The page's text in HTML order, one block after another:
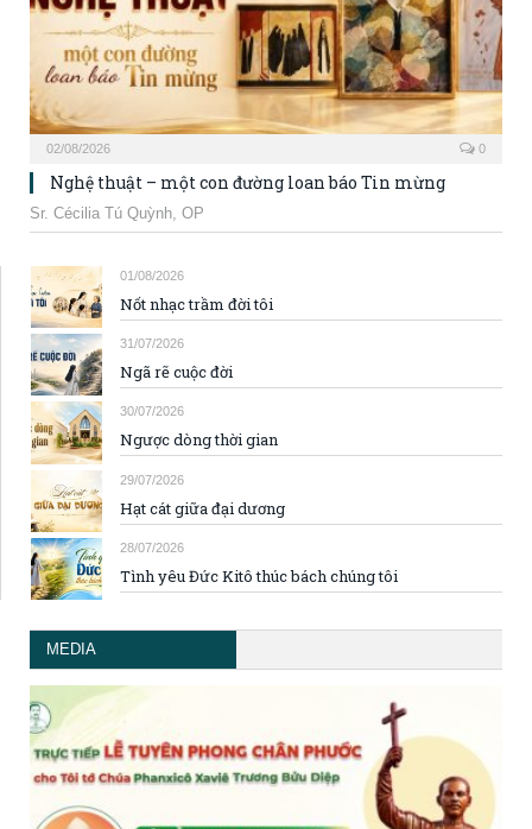
02/08/2026 0
Nghệ thuật – một con đường loan báo Tin mừng
Sr. Cécilia Tú Quỳnh, OP
01/08/2026
Nốt nhạc trầm đời tôi
31/07/2026
Ngã rẽ cuộc đời
30/07/2026
Ngược dòng thời gian
29/07/2026
Hạt cát giữa đại dương
28/07/2026
Tình yêu Đức Kitô thúc bách chúng tôi
MEDIA